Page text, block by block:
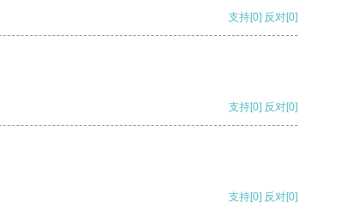
支持[0] 反对[0]
支持[0] 反对[0]
支持[0] 反对[0]